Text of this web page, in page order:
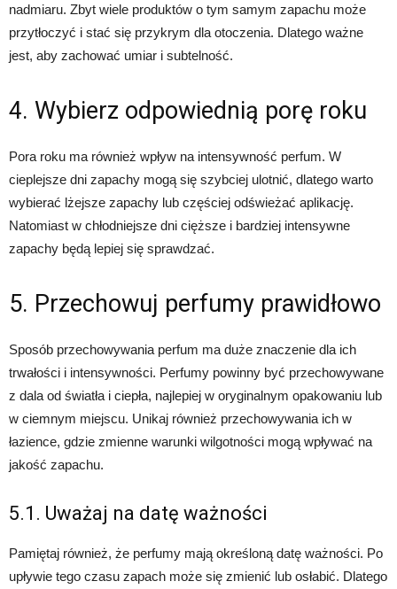
nadmiaru. Zbyt wiele produktów o tym samym zapachu może
przytłoczyć i stać się przykrym dla otoczenia. Dlatego ważne
jest, aby zachować umiar i subtelność.
4. Wybierz odpowiednią porę roku
Pora roku ma również wpływ na intensywność perfum. W
cieplejsze dni zapachy mogą się szybciej ulotnić, dlatego warto
wybierać lżejsze zapachy lub częściej odświeżać aplikację.
Natomiast w chłodniejsze dni cięższe i bardziej intensywne
zapachy będą lepiej się sprawdzać.
5. Przechowuj perfumy prawidłowo
Sposób przechowywania perfum ma duże znaczenie dla ich
trwałości i intensywności. Perfumy powinny być przechowywane
z dala od światła i ciepła, najlepiej w oryginalnym opakowaniu lub
w ciemnym miejscu. Unikaj również przechowywania ich w
łazience, gdzie zmienne warunki wilgotności mogą wpływać na
jakość zapachu.
5.1. Uważaj na datę ważności
Pamiętaj również, że perfumy mają określoną datę ważności. Po
upływie tego czasu zapach może się zmienić lub osłabić. Dlatego